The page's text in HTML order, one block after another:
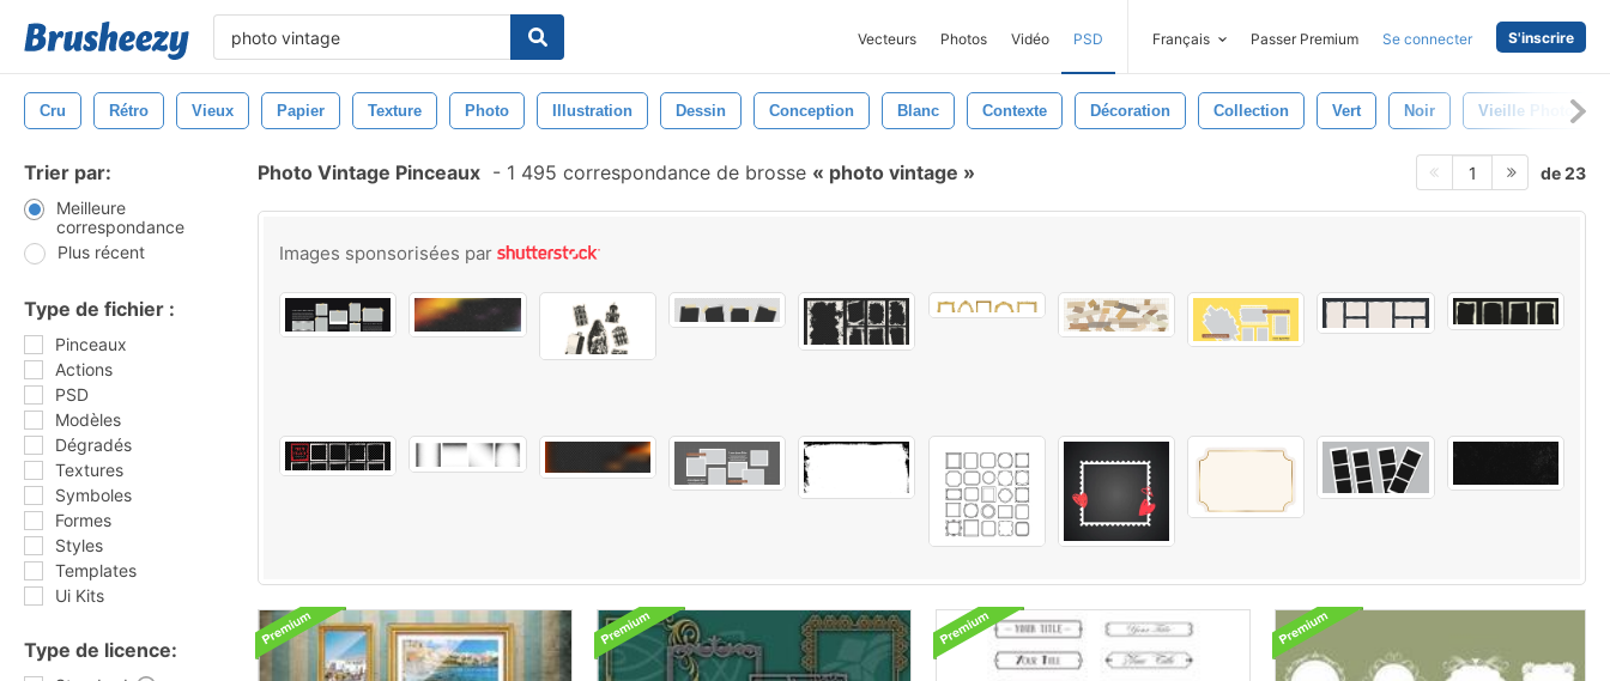
Vecteurs Photos Vidéo PSD Français Passer Premium Se connecter S'inscrire
Cru Rétro Vieux Papier Texture Photo Illustration Dessin Conception Blanc Contexte Décoration Collection Vert Noir Vieille Photo
Trier par:
Meilleure
correspondance
Plus récent
Type de fichier :
Pinceaux
Actions
PSD
Modèles
Dégradés
Textures
Symboles
Formes
Styles
Templates
Ui Kits
Type de licence:
Photo Vintage Pinceaux - 1 495 correspondance de brosse photo vintage 1 de 23
Images sponsorisées par